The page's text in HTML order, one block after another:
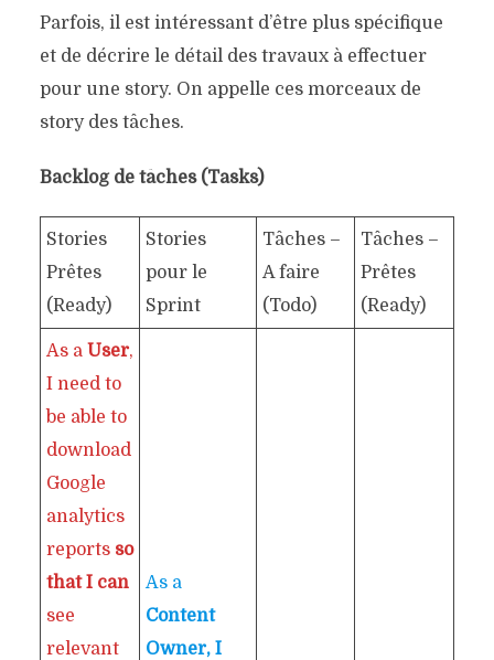
Parfois, il est intéressant d’être plus spécifique
et de décrire le détail des travaux à effectuer
pour une story. On appelle ces morceaux de
story des tâches.
Backlog de tâches (Tasks)
Stories
Prêtes
(Ready)
Stories
pour le
Sprint
Tâches –
A faire
(Todo)
Tâches –
Prêtes
(Ready)
As a User,
I need to
be able to
download
Google
analytics
reports so
that I can
see
relevant
As a
Content
Owner, I